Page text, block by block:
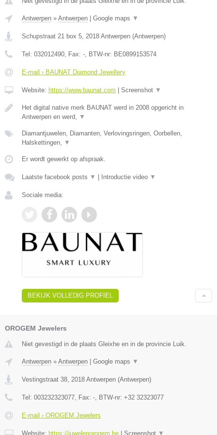
Antwerpen » Antwerpen Google maps ▼
Schupstraat 21 box 5, 2018 Antwerpen (Antwerpen)
Tel: 032012490, Fax: -, BTW-nr: BE0899153574
E-mail › BAUNAT Diamond Jewellery
Website: https://www.baunat.com Screenshot ▼
Het digital native merk BAUNAT werd in 2008 opgericht in
Antwerpen en werd, ▼
Diamantjuwelen, Diamanten, Verlovingsringen, Oorbellen,
Halskettingen, ▼
Er wordt gewerkt op afspraak.
Laatste facebook posts ▼ Introductie video ▼
Sociale media:
BEKIJK VOLLEDIG PROFIEL
OROGEM Jewelers
Niet gevestigd in de plaats Gleixhe en in de provincie Luik.
Antwerpen » Antwerpen Google maps ▼
Vestingstraat 38, 2018 Antwerpen (Antwerpen)
Tel: 003232323077, Fax: -, BTW-nr: +32 32323077
E-mail › OROGEM Jewelers
Website: https://juwelenorogem.be Screenshot ▼